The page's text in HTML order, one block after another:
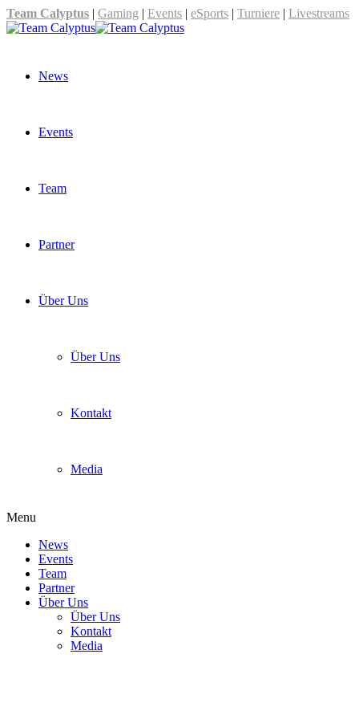
Team Calyptus | Gaming | Events | eSports | Turniere | Livestreams
News
Events
Team
Partner
Über Uns
Über Uns
Kontakt
Media
Menu
News
Events
Team
Partner
Über Uns
Über Uns
Kontakt
Media